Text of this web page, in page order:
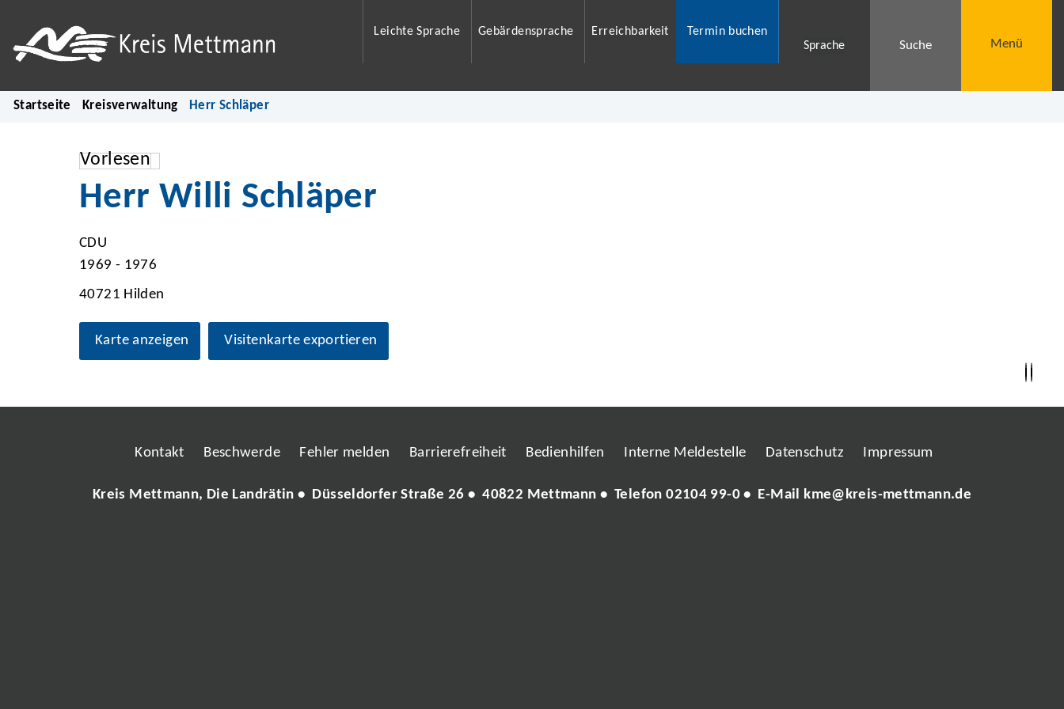
Leichte Sprache Gebärdensprache Erreichbarkeit
Termin buchen
Sprache
Suche Menü
Startseite Kreisverwaltung Herr Schläper
Vorlesen
Herr Willi Schläper
CDU
1969 - 1976
40721 Hilden
Karte anzeigen Visitenkarte exportieren
Kontakt Beschwerde Fehler melden Barrierefreiheit Bedienhilfen Interne Meldestelle Datenschutz Impressum
Kreis Mettmann, Die Landrätin • Düsseldorfer Straße 26 • 40822 Mettmann • Telefon02104 99-0• E-Mail kme@kreis-mettmann.de